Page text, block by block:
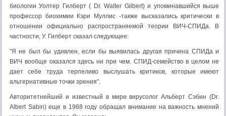
биологии Уолтер Гилберт ( Dr. Walter Gilbert) и упоминавшийся выше
профессор биохимии Кэри Муллис -также высказались критически в
отношении официально распространяемой теории ВИЧ-СПИДа. В
частности, У. Гилберт сказал следующее:
"Я не был бы удивлен, если бы выявилась другая причина СПИДа и
ВИЧ вообще оказался здесь ни при чем. СПИД-семейство в целом не
дает себе труда терпеливо выслушать критиков, которые имеют
альтернативные точки зрения".
Авторитетнейший и известный в мире вирусолог Альберт Сэбин (Dr.
Albert Sabin) еще в 1988 году обращал внимание на важность мнений